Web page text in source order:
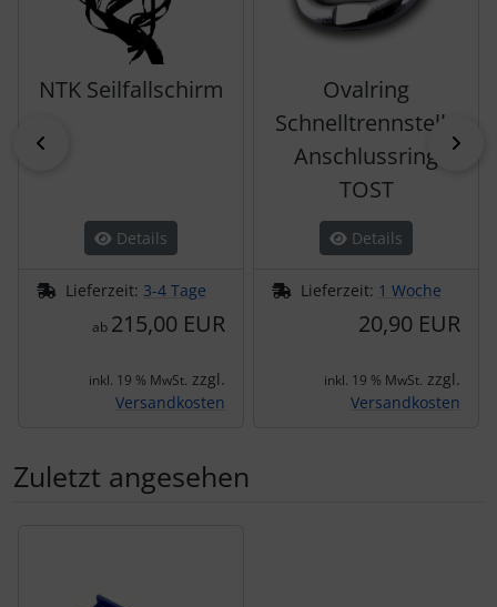
NTK Seilfallschirm
Details
Lieferzeit: 3-4 Tage
ab 215,00 EUR
inkl. 19 % MwSt. zzgl.
Versandkosten
Ovalring
Schnelltrennstelle
Anschlussring
TOST
Details
Lieferzeit: 1 Woche
20,90 EUR
inkl. 19 % MwSt. zzgl.
Versandkosten
Zuletzt angesehen